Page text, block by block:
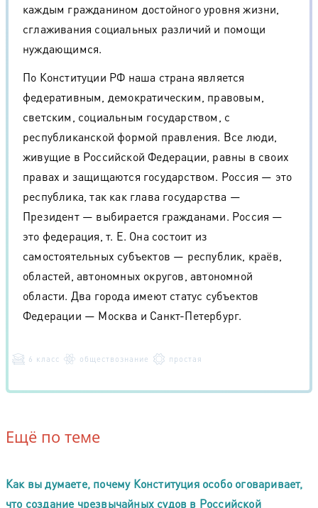
каждым гражданином достойного уровня жизни,
сглаживания социальных различий и помощи
нуждающимся.
По Конституции РФ наша страна является
федеративным, демократическим, правовым,
светским, социальным государством, с
республиканской формой правления. Все люди,
живущие в Российской Федерации, равны в своих
правах и защищаются государством. Россия — это
республика, так как глава государства —
Президент — выбирается гражданами. Россия —
это федерация, т. Е. Она состоит из
самостоятельных субъектов — республик, краёв,
областей, автономных округов, автономной
области. Два города имеют статус субъектов
Федерации — Москва и Санкт-Петербург.
6 класс обществознание простая
Ещё по теме
Как вы думаете, почему Конституция особо оговаривает,
что создание чрезвычайных судов в Российской